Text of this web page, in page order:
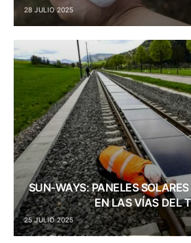
28 JULIO 2025
SUN-WAYS: PANELES
EN LAS VÍAS DEL
25 JULIO 2025